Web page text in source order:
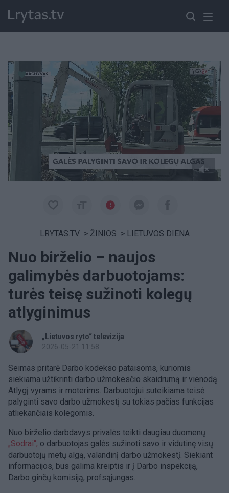
Paremkite Ukrainą
LRYTAS.TV > ŽINIOS > LIETUVOS DIENA
Nuo birželio – naujos
galimybės darbuotojams:
turės teisę sužinoti kolegų
atlyginimus
„Lietuvos ryto“ televizija
2026-05-21 11:58
Seimas pritarė Darbo kodekso pataisoms, kuriomis
siekiama užtikrinti darbo užmokesčio skaidrumą ir vienodą
Atlygį vyrams ir moterims. Darbuotojui suteikiama teisė
palyginti savo darbo užmokestį su tokias pačias funkcijas
atliekančiais kolegomis.
Nuo birželio darbdavys privalės teikti daugiau duomenų
„Sodrai“, o darbuotojas galės sužinoti savo ir vidutinę visų
darbuotojų metų algą, valandinį darbo užmokestį. Siekiant
informacijos, bus galima kreiptis ir į Darbo inspekciją,
Darbo ginčų komisiją, profsąjungas.